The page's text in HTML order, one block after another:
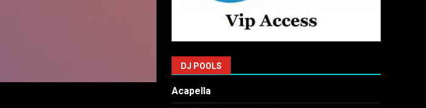
DJ POOLS
Acapella